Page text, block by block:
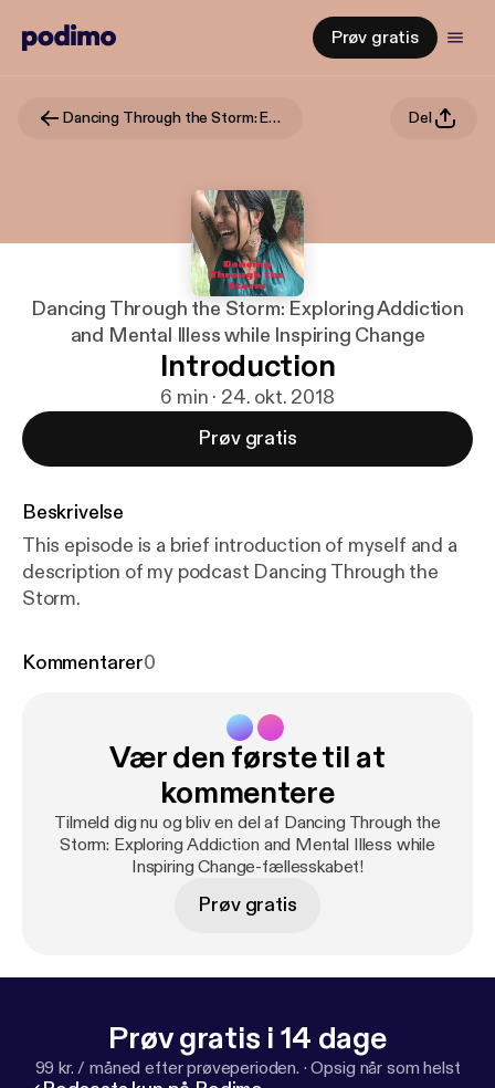
Prøv gratis
Dancing Through the Storm: Exploring Addiction and Mental Illess while Inspiring Change Del
Dancing Through the Storm: Exploring Addiction
and Mental Illess while Inspiring Change
Introduction
6 min · 24. okt. 2018
Prøv gratis
Beskrivelse
This episode is a brief introduction of myself and a
description of my podcast Dancing Through the
Storm.
Kommentarer0
Vær den første til at
kommentere
Tilmeld dig nu og bliv en del af Dancing Through the
Storm: Exploring Addiction and Mental Illess while
Inspiring Change-fællesskabet!
Prøv gratis
Prøv gratis i 14 dage
99 kr. / måned efter prøveperioden. ·Opsig når som helst